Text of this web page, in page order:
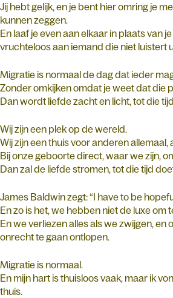
Jij hebt gelijk, en je bent hier omring je
kunnen zeggen.
En laaf je even aan elkaar in plaats van
vruchteloos aan iemand die niet luistert
Migratie is normaal de dag dat ieder
Zonder omkijken omdat je weet dat die
Dan wordt liefde zacht en licht, tot die
Wij zijn een plek op de wereld.
Wij zijn een thuis voor anderen allemaal,
Bij onze geboorte direct, waar we zijn,
Dan zal de liefde stromen, tot die tijd
James Baldwin zegt: “I have to be
En zo is het, we hebben niet de luxe om
En we verliezen alles als we zwijgen, en
onrecht te gaan ontlopen.
Migratie is normaal.
En mijn hart is thuisloos vaak, maar ik
thuis.